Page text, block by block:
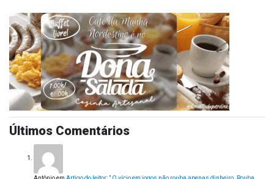
Últimos Comentários